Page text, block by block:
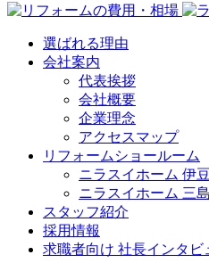
選ばれる理由
会社案内
代表挨拶
会社概要
企業理念
アクセスマップ
リフォームショールーム
ニラスイホーム 伊
ニラスイホーム 三
スタッフ紹介
採用情報
求職者向け 社長インタビ